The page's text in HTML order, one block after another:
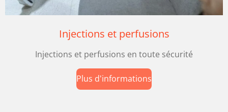
Injections et perfusions
Injections et perfusions en toute sécurité
Plus d'informations